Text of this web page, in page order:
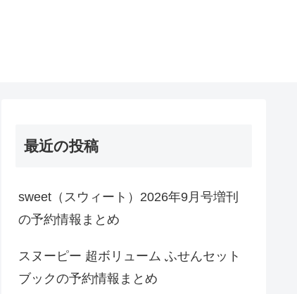
最近の投稿
sweet（スウィート）2026年9月号増刊
の予約情報まとめ
スヌーピー 超ボリューム ふせんセット
ブックの予約情報まとめ